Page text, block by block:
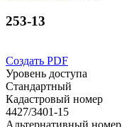
253-13
Создать PDF
Уровень доступа
Стандартный
Кадастровый номер
4427/3401-15